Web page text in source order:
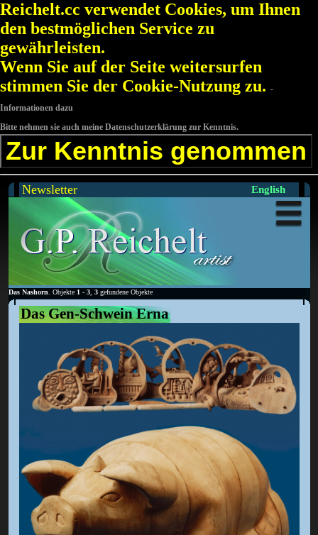
Reichelt.cc verwendet Cookies, um Ihnen
den bestmöglichen Service zu
gewährleisten.
Wenn Sie auf der Seite weitersurfen
stimmen Sie der Cookie-Nutzung zu. -
Informationen dazu
Bitte nehmen sie auch meine Datenschutzerklärung zur Kenntnis.
Zur Kenntnis genommen
Newsletter English
Das Nashorn . Objekte 1 - 3, 3gefundene Objekte
Das Gen-Schwein Erna